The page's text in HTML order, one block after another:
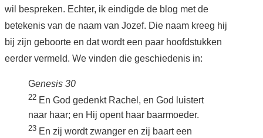
ABC
AGENDA
WIE BEN IK? + CONTACT
ENGLISH
wil bespreken. Echter, ik eindigde de blog met de
betekenis van de naam van Jozef. Die naam kreeg hij
bij zijn geboorte en dat wordt een paar hoofdstukken
eerder vermeld. We vinden die geschiedenis in:
Genesis 30
22 En God gedenkt Rachel, en God luistert
naar haar; en Hij opent haar baarmoeder.
23 En zij wordt zwanger en zij baart een